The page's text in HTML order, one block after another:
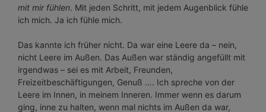
mit mir fühlen. Mit jeden Schritt, mit jedem Augenblick fühle
ich mich. Ja ich fühle mich.
Das kannte ich früher nicht. Da war eine Leere da – nein,
nicht Leere im Außen. Das Außen war ständig angefüllt mit
irgendwas – sei es mit Arbeit, Freunden,
Freizeitbeschäftigungen, Genuß …. Ich spreche von der
Leere im Innen, in meinem Inneren. Immer wenn es darum
ging, inne zu halten, wenn mal nichts im Außen da war,